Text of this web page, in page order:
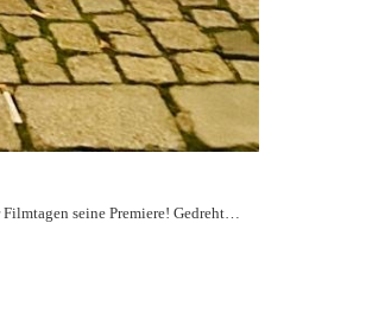
seine Premiere! Gedreht…